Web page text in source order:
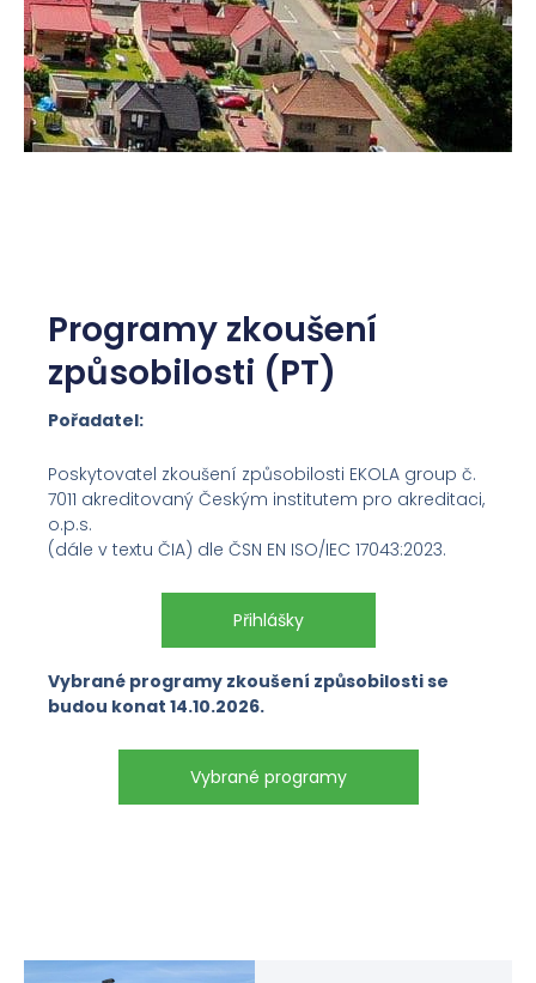
Programy zkoušení
způsobilosti (PT)
Pořadatel:
Poskytovatel zkoušení způsobilosti EKOLA group č.
7011 akreditovaný Českým institutem pro akreditaci,
o.p.s.
(dále v textu ČIA) dle ČSN EN ISO/IEC 17043:2023.
Přihlášky
Vybrané programy zkoušení způsobilosti se
budou konat 14.10.2026.
Vybrané programy